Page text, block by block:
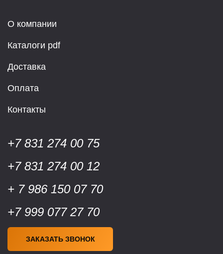
О компании
Каталоги pdf
Доставка
Оплата
Контакты
+7 831 274 00 75
+7 831 274 00 12
+ 7 986 150 07 70
+7 999 077 27 70
ЗАКАЗАТЬ ЗВОНОК